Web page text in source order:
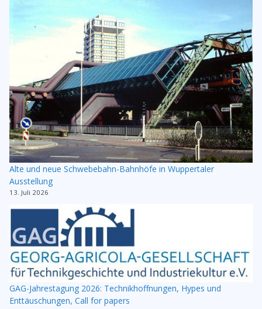
Alte und neue Schwebebahn-Bahnhöfe in Wuppertaler
Ausstellung
13. Juli 2026
GAG-Jahrestagung 2026: Technikhoffnungen, Hypes und
Enttäuschungen, Call for papers